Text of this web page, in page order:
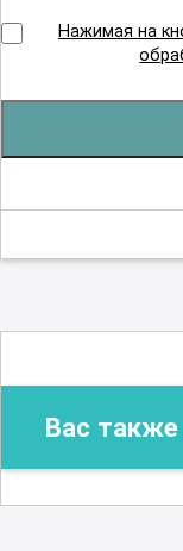
Нажимая на
Вас